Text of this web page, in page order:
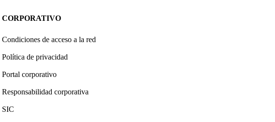
CORPORATIVO
Condiciones de acceso a la red
Política de privacidad
Portal corporativo
Responsabilidad corporativa
SIC